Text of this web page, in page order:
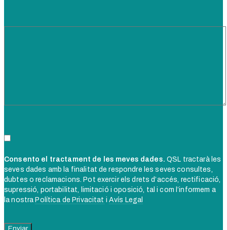
Consento el tractament de les meves dades. QSL tractarà les
seves dades amb la finalitat de respondre les seves consultes,
dubtes o reclamacions. Pot exercir els drets d’accés, rectificació,
supressió, portabilitat, limitació i oposició, tal i com l’informem a
la nostra Política de Privacitat i Avís Legal